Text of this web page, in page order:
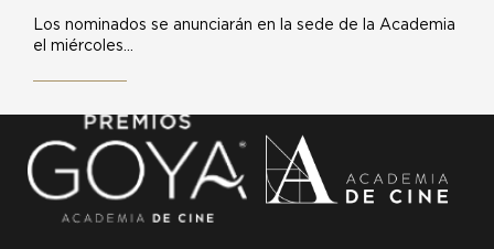
Los nominados se anunciarán en la sede de la Academia
el miércoles…